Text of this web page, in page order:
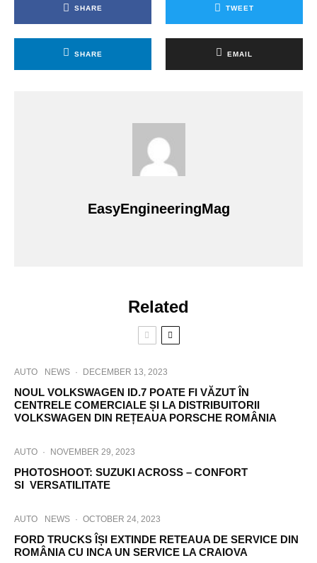
SHARE TWEET
SHARE EMAIL
EasyEngineeringMag
Related
AUTO NEWS · DECEMBER 13, 2023
NOUL VOLKSWAGEN ID.7 POATE FI VĂZUT ÎN
CENTRELE COMERCIALE ȘI LA DISTRIBUITORII
VOLKSWAGEN DIN REȚEAUA PORSCHE ROMÂNIA
AUTO · NOVEMBER 29, 2023
PHOTOSHOOT: SUZUKI ACROSS – CONFORT
SI VERSATILITATE
AUTO NEWS · OCTOBER 24, 2023
FORD TRUCKS ÎȘI EXTINDE RETEAUA DE SERVICE DIN
ROMÂNIA CU INCA UN SERVICE LA CRAIOVA